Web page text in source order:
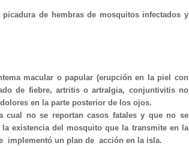
de hembras de mosquitos infectados y
macular o papular (erupción en la piel con
de fiebre, artritis o artralgia, conjuntivitis no
en la parte posterior de los ojos.
cual no se reportan casos fatales y que no se
existencia del mosquito que la transmite en la
implementó un plan de acción en la isla.